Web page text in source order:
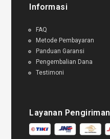
Informasi
FAQ
Metode Pembayaran
Panduan Garansi
Pengembalian Dana
Testimoni
Layanan Pengiriman